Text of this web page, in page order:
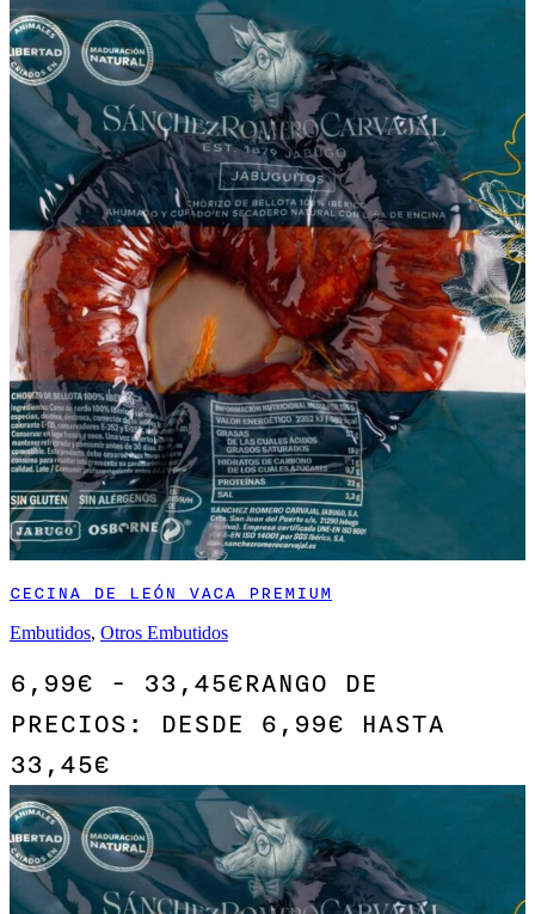
CECINA DE LEÓN VACA PREMIUM
Embutidos, Otros Embutidos
6,99€ - 33,45€RANGO DE
PRECIOS: DESDE 6,99€ HASTA
33,45€